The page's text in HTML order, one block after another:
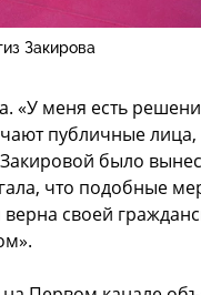
Закирова
«У меня есть
публичные
было
что подобные
своей